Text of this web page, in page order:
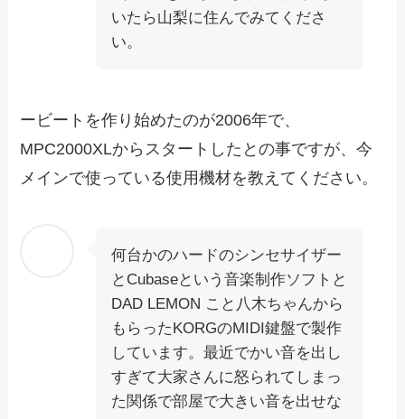
いたら山梨に住んでみてくださ
い。
ービートを作り始めたのが2006年で、
MPC2000XLからスタートしたとの事ですが、今
メインで使っている使用機材を教えてください。
何台かのハードのシンセサイザー
とCubaseという音楽制作ソフトと
DAD LEMON こと八木ちゃんから
もらったKORGのMIDI鍵盤で製作
しています。最近でかい音を出し
すぎて大家さんに怒られてしまっ
た関係で部屋で大きい音を出せな